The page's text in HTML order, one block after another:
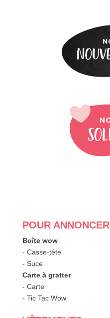
POUR ANNONCER
Boîte wow
- Casse-tête
- Suce
Carte à gratter
- Carte
- Tic Tac Wow